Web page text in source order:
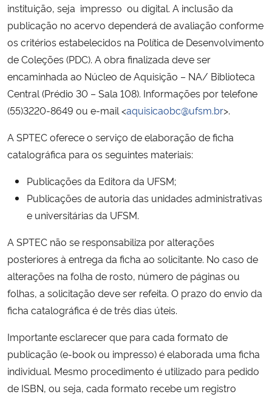
Planalto
instituição, seja impresso ou digital. A inclusão da
publicação no acervo dependerá de avaliação conforme
os critérios estabelecidos na Política de Desenvolvimento
de Coleções (PDC). A obra finalizada deve ser
encaminhada ao Núcleo de Aquisição – NA/ Biblioteca
Central (Prédio 30 – Sala 108). Informações por telefone
(55)3220-8649 ou e-mail <aquisicaobc@ufsm.br>.
A SPTEC oferece o serviço de elaboração de ficha
catalográfica para os seguintes materiais:
Publicações da Editora da UFSM;
Publicações de autoria das unidades administrativas
e universitárias da UFSM.
A SPTEC não se responsabiliza por alterações
posteriores à entrega da ficha ao solicitante. No caso de
alterações na folha de rosto, número de páginas ou
folhas, a solicitação deve ser refeita. O prazo do envio da
ficha catalográfica é de três dias úteis.
Importante esclarecer que para cada formato de
publicação (e-book ou impresso) é elaborada uma ficha
individual. Mesmo procedimento é utilizado para pedido
de ISBN, ou seja, cada formato recebe um registro